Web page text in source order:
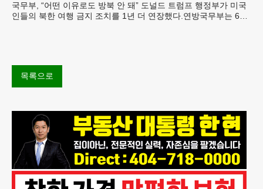
국무부, “어떤 이유로도 방북 안 돼” 도널드 트럼프 행정부가 미국
인들의 북한 여행 금지 조치를 1년 더 연장했다.연방국무부는 6일
목록으로